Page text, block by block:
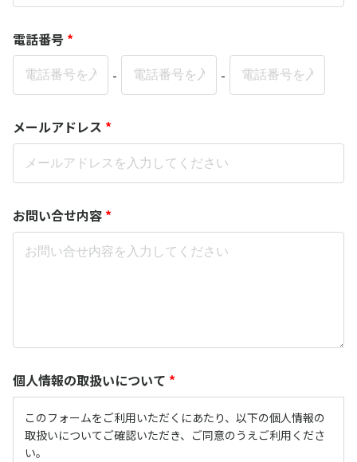
電話番号 *
-
-
メールアドレス *
お問い合せ内容 *
個人情報の取扱いについて *
このフォームをご利用いただくにあたり、以下の個人情報の
取扱いについてご確認いただき、ご同意のうえご利用くださ
い。